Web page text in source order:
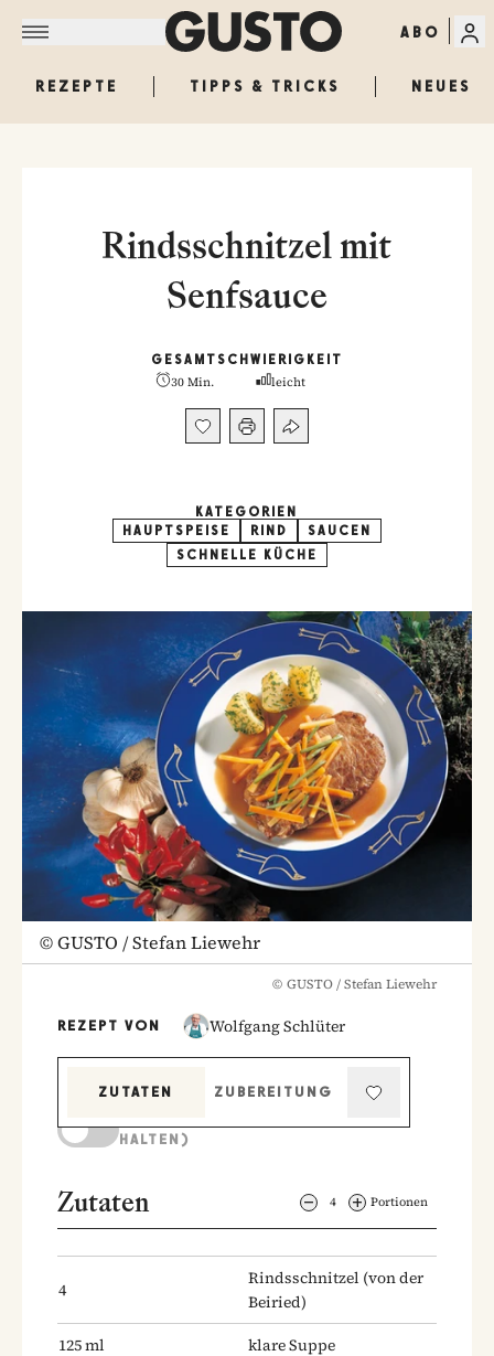
ABO
REZEPTE TIPPS & TRICKS NEUES
Rindsschnitzel mit
Senfsauce
GESAMT
30 Min.
SCHWIERIGKEIT
leicht
KATEGORIEN
HAUPTSPEISE
RIND
SAUCEN
SCHNELLE KÜCHE
©GUSTO / Stefan Liewehr
© GUSTO / Stefan Liewehr
REZEPT VON Wolfgang Schlüter
ZUTATEN
ZUBEREITUNG
HALTEN)
Zutaten 4 Portionen
4
Rindsschnitzel (von der
Beiried)
125ml
klare Suppe